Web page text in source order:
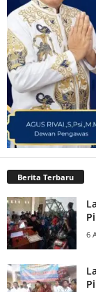
Berita Terbaru
6